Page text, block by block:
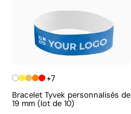
+7
Bracelet Tyvek personnalisés de
19 mm (lot de 10)